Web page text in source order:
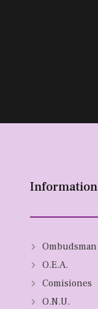
Information
Ombudsman
O.E.A.
Comisiones
O.N.U.